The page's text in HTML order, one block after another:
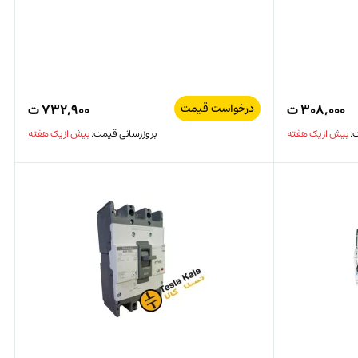
۳۰۸,۰۰۰ت
بیش از یک هفته
درخواست قیمت ۷۳۲,۹۰۰ت
بروزرسانی قیمت:بیش از یک هفته